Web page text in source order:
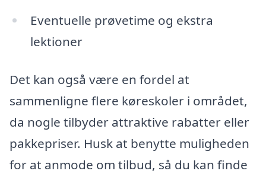
Eventuelle prøvetime og ekstra
lektioner
Det kan også være en fordel at
sammenligne flere køreskoler i området,
da nogle tilbyder attraktive rabatter eller
pakkepriser. Husk at benytte muligheden
for at anmode om tilbud, så du kan finde